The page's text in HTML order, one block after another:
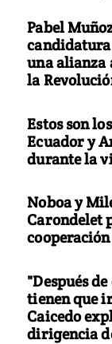
Pabel
una alianza
la
Estos son
Ecuador y
durante la
Noboa y
Carondelet
"Después
tienen que
Caicedo
dirigencia